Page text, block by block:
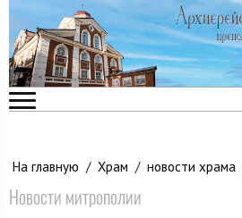
На главную / Храм / новости храма
Новости митрополии